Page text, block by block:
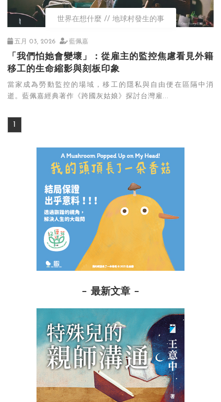
世界在想什麼 地球村發生的事
五月 03, 2026 藍佩嘉
「我們怕她會變壞」：從雇主的監控焦慮看見外籍
移工的生命縮影與刻板印象
當家成為勞動監控的場域，移工的隱私與自由便在區隔中消
逝。藍佩嘉經典著作《跨國灰姑娘》探討台灣雇...
1
最新文章